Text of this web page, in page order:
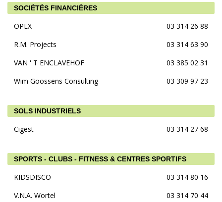
SOCIÉTÉS FINANCIÈRES
OPEX
03 314 26 88
R.M. Projects
03 314 63 90
VAN ' T ENCLAVEHOF
03 385 02 31
Wim Goossens Consulting
03 309 97 23
SOLS INDUSTRIELS
Cigest 03 314 27 68
SPORTS - CLUBS - FITNESS & CENTRES SPORTIFS
KIDSDISCO
03 314 80 16
V.N.A. Wortel
03 314 70 44